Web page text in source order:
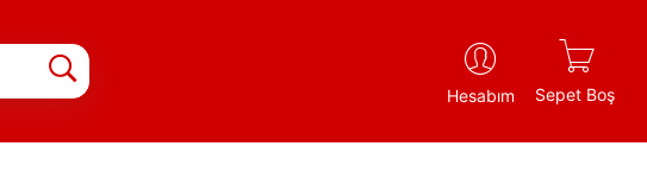
Hesabım Sepet Boş